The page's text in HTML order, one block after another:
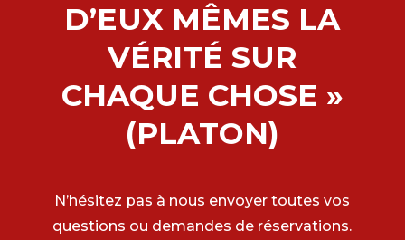
D’EUX MÊMES LA
VÉRITÉ SUR
CHAQUE CHOSE »
(PLATON)
N’hésitez pas à nous envoyer toutes vos
questions ou demandes de réservations.